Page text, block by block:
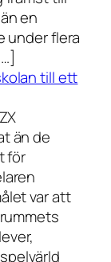
en
under flera
till ett
än de
för
var att